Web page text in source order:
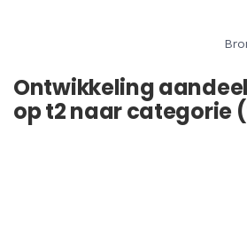
Ontwikkeling
op t2 naar categorie